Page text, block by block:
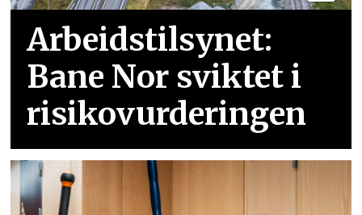
Arbeidstilsynet:
Bane Nor sviktet i
risikovurderingen